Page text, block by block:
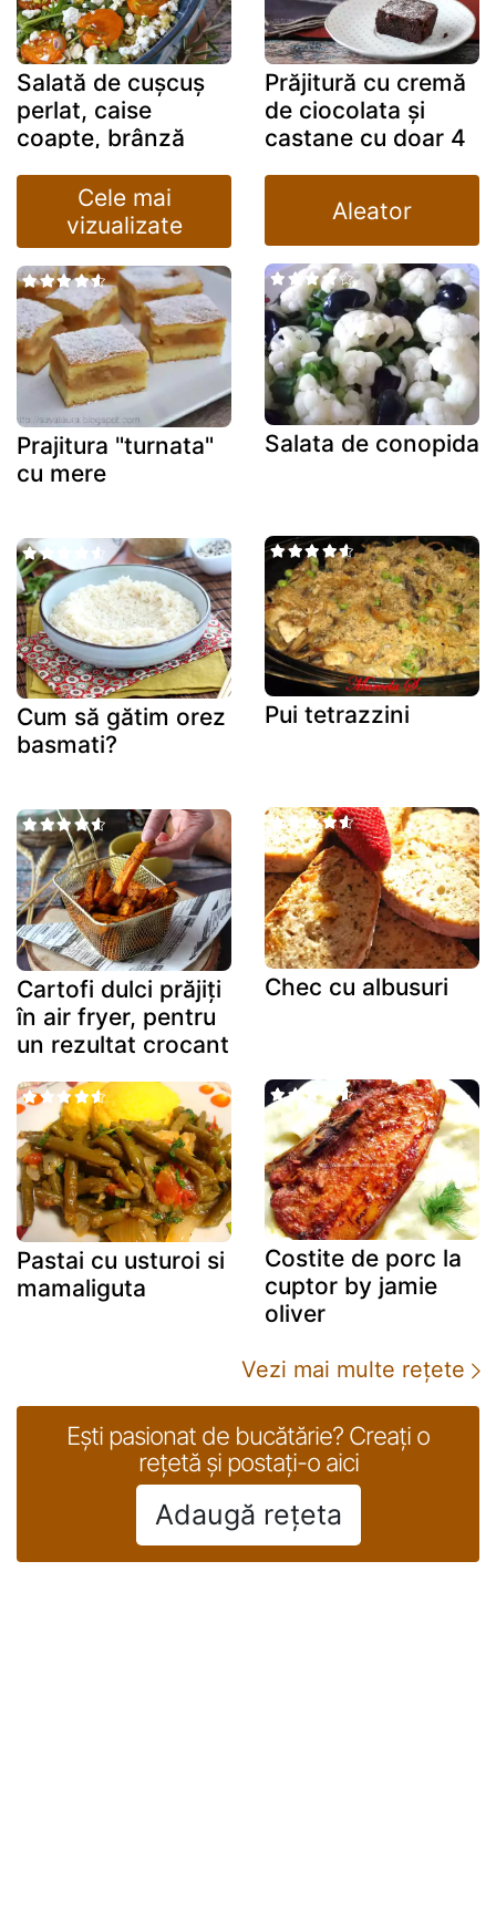
Salată de cușcuș
perlat, caise
coapte, brânză
Prăjitură cu cremă
de ciocolata și
castane cu doar 4
Cele mai
vizualizate
Prajitura "turnata"
cu mere
Cum să gătim orez
basmati?
Cartofi dulci prăjiți
în air fryer, pentru
un rezultat crocant
Pastai cu usturoi si
mamaliguta
Aleator
Salata de conopida
Pui tetrazzini
Chec cu albusuri
Costite de porc la
cuptor by jamie
oliver
Vezi mai multe reţete
Ești pasionat de bucătărie? Creați o
rețetă și postați-o aici
Adaugă reţeta